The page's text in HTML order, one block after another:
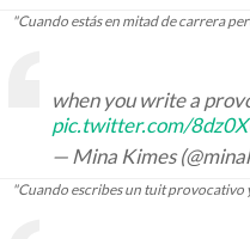
"Cuando estás en mitad de carrera
when you write a
pic.twitter.com/
— Mina Kimes
"Cuando escribes un tuit provocativo